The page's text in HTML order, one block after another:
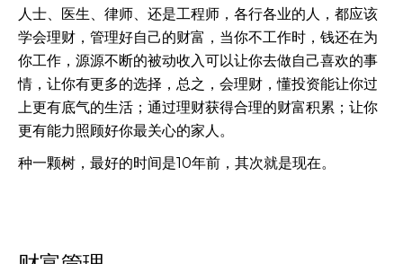
人士、医生、律师、还是工程师，各行各业的人，都应该
学会理财，管理好自己的财富，当你不工作时，钱还在为
你工作，源源不断的被动收入可以让你去做自己喜欢的事
情，让你有更多的选择，总之，会理财，懂投资能让你过
上更有底气的生活；通过理财获得合理的财富积累；让你
更有能力照顾好你最关心的家人。
种一颗树，最好的时间是10年前，其次就是现在。